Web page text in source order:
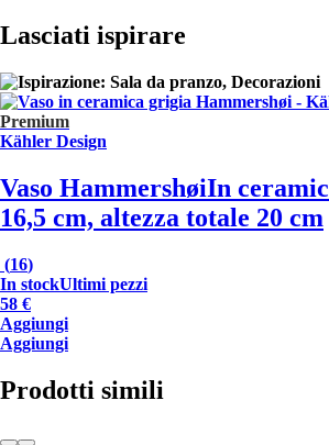
Lasciati ispirare
Premium
Kähler Design
Vaso HammershøiIn
16,5 cm, altezza totale 20 cm
(16)
In stockUltimi pezzi
58 €
Aggiungi
Aggiungi
Prodotti simili